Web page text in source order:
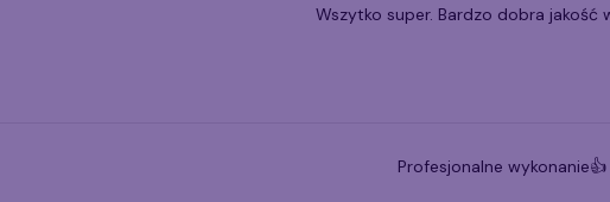
Wszytko super. Bardzo dobra jakość
Profesjonalne wykonanie👍